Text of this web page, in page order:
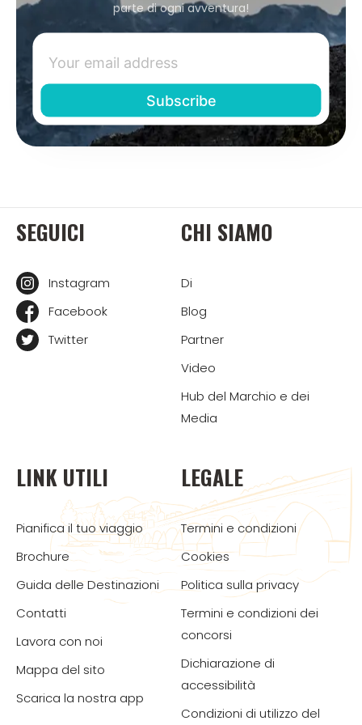
parte di ogni avventura!
SEGUICI
Instagram
Facebook
Twitter
CHI SIAMO
Di
Blog
Partner
Video
Hub del Marchio e dei
Media
LINK UTILI
Pianifica il tuo viaggio
Brochure
Guida delle Destinazioni
Contatti
Lavora con noi
Mappa del sito
Scarica la nostra app
LEGALE
Termini e condizioni
Cookies
Politica sulla privacy
Termini e condizioni dei
concorsi
Dichiarazione di
accessibilità
Condizioni di utilizzo del